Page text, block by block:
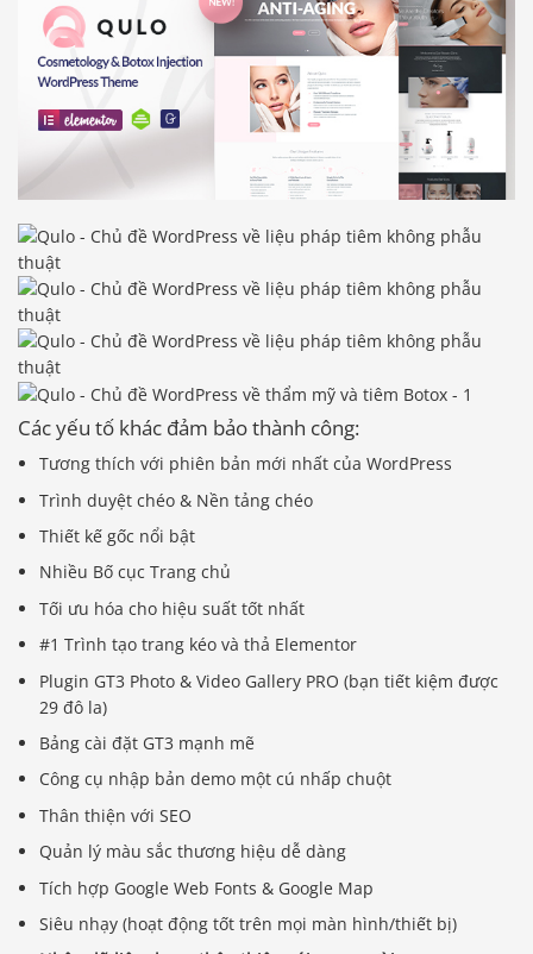
Các yếu tố khác đảm bảo thành công:
Tương thích với phiên bản mới nhất của WordPress
Trình duyệt chéo & Nền tảng chéo
Thiết kế gốc nổi bật
Nhiều Bố cục Trang chủ
Tối ưu hóa cho hiệu suất tốt nhất
#1 Trình tạo trang kéo và thả Elementor
Plugin GT3 Photo & Video Gallery PRO (bạn tiết kiệm được
29 đô la)
Bảng cài đặt GT3 mạnh mẽ
Công cụ nhập bản demo một cú nhấp chuột
Thân thiện với SEO
Quản lý màu sắc thương hiệu dễ dàng
Tích hợp Google Web Fonts & Google Map
Siêu nhạy (hoạt động tốt trên mọi màn hình/thiết bị)